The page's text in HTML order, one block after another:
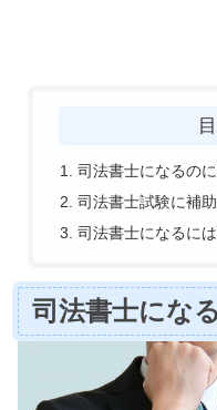
司法書士になるの
司法書士試験に補
司法書士になるに
司法書士にな